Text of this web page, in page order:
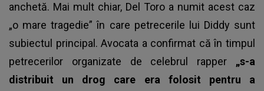
anchetă. Mai mult chiar, Del Toro a numit acest caz
„o mare tragedie” în care petrecerile lui Diddy sunt
subiectul principal. Avocata a confirmat că în timpul
petrecerilor organizate de celebrul rapper „s-a
distribuit un drog care era folosit pentru a